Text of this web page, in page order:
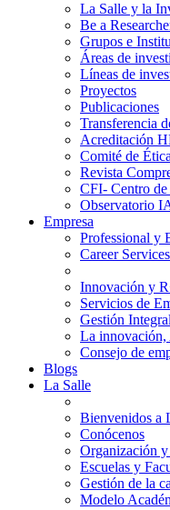
La Salle y la
Be a
Grupos e
Áreas de
Líneas de
Proyectos
Publicaciones
Transferencia
Acreditación
Comité de
Revista
CFI- Centro
Observatorio
Empresa
Professional y
Career Services
Innovación y
Servicios de
Gestión
La
Consejo de
Blogs
La Salle
Bienvenidos a
Conócenos
Organización
Escuelas y
Gestión de la
Modelo